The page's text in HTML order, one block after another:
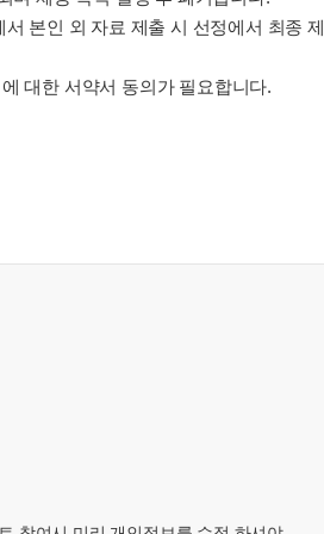
본인 외 자료 제출 시 선정에서 최종 제
대한 서약서 동의가 필요합니다.